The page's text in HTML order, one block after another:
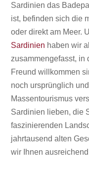
Sardinien das
ist, befinden sich die
oder direkt am Meer.
Sardinien haben wir
zusammengefasst, in
Freund willkommen
noch ursprünglich
Massentourismus
Sardinien lieben, die
faszinierenden
jahrtausend alten
wir Ihnen